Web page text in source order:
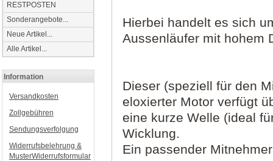
RESTPOSTEN
Sonderangebote...
Neue Artikel...
Alle Artikel...
Information
Versandkosten
Zollgebühren
Sendungsverfolgung
Widerrufsbelehrung &
MusterWiderrufsformular
Hierbei handelt es sich
Aussenläufer mit hohem
Dieser (speziell für den
eloxierter Motor verfügt
eine kurze Welle (ideal
Wicklung.
Ein passender